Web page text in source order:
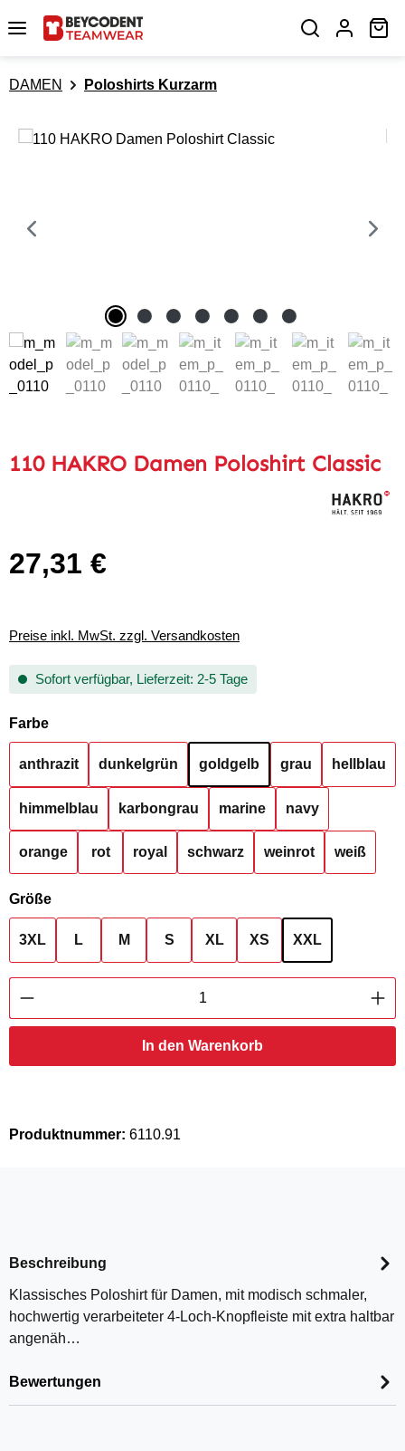
Zum Hauptinhalt springen
DAMEN Poloshirts Kurzarm
Bildergalerie überspringen
110 HAKRO Damen Poloshirt Classic
Regulärer Preis:
27,31 €
Preise inkl. MwSt. zzgl. Versandkosten
Sofort verfügbar, Lieferzeit: 2-5 Tage
Farbeauswählen
anthrazit dunkelgrün goldgelb grau hellblau
himmelblau karbongrau marine navy
orange rot royal schwarz weinrot weiß
Größeauswählen
3XL L M S XL XS XXL
Produkt Anzahl: Gib den gewünschten
In den Warenkorb
Produktnummer: 6110.91
Beschreibung
Klassisches Poloshirt für Damen, mit modisch schmaler,
hochwertig verarbeiteter 4-Loch-Knopfleiste mit extra haltbar
angenäh…
Bewertungen